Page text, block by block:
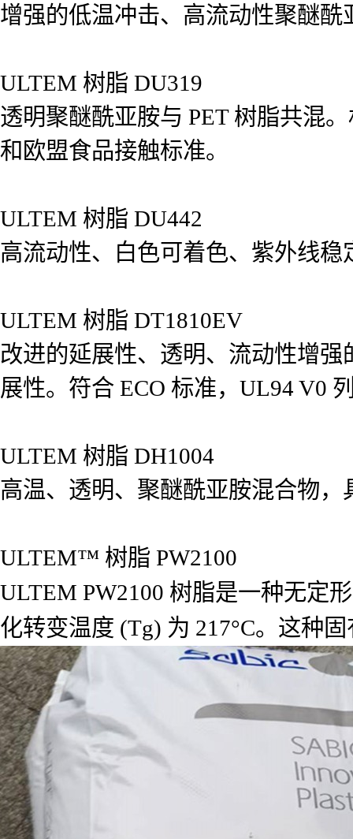
增强的低温冲击、高流动性聚醚酰
ULTEM 树脂 DU319
透明聚醚酰亚胺与 PET 树脂共混
和欧盟食品接触标准。
ULTEM 树脂 DU442
高流动性、白色可着色、紫外线
ULTEM 树脂 DT1810EV
改进的延展性、透明、流动性增
展性。符合 ECO 标准，UL94 V0
ULTEM 树脂 DH1004
高温、透明、聚醚酰亚胺混合物
ULTEM™ 树脂 PW2100
ULTEM PW2100 树脂是一种无定
化转变温度 (Tg) 为 217°C。这种